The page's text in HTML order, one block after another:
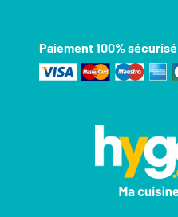
Paiement 100% sécurisé